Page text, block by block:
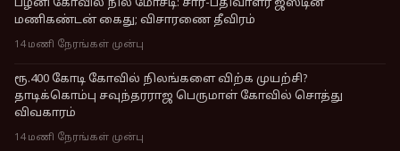
பழனி கோவில் நில மோசடி: சார்-பதிவாளர் ஜஸ்டின்
மணிகண்டன் கைது; விசாரணை தீவிரம்
14 மணி நேரங்கள் முன்பு
ரூ.400 கோடி கோவில் நிலங்களை விற்க முயற்சி?
தாடிக்கொம்பு சவுந்தரராஜ பெருமாள் கோவில் சொத்து
விவகாரம்
14 மணி நேரங்கள் முன்பு